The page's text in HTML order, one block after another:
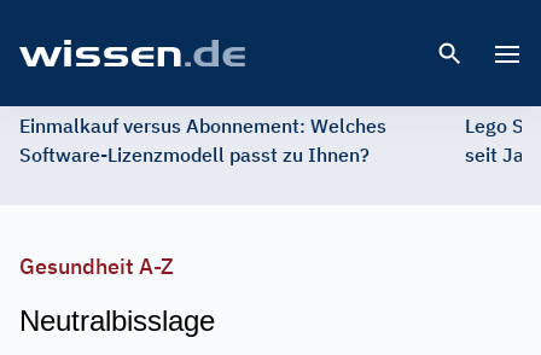
Einmalkauf versus Abonnement: Welches
Software-Lizenzmodell passt zu Ihnen?
Lego
seit
Gesundheit A-Z
Neutralbisslage